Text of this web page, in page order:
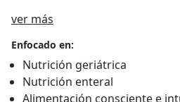
ver más
Enfocado en:
Nutrición geriátrica
Nutrición enteral
Alimentación consciente e